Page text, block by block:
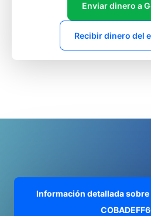
Enviar dinero a
Recibir dinero del
Información detallada